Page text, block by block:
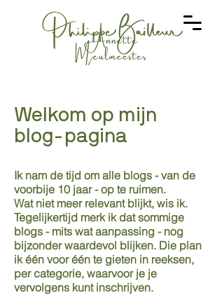
Welkom op mijn
blog-pagina
Ik nam de tijd om alle blogs - van de
voorbije 10 jaar - op te ruimen.
Wat niet meer relevant blijkt, wis ik.
Tegelijkertijd merk ik dat sommige
blogs - mits wat aanpassing - nog
bijzonder waardevol blijken. Die plan
ik één voor één te gieten in reeksen,
per categorie, waarvoor je je
vervolgens kunt inschrijven.